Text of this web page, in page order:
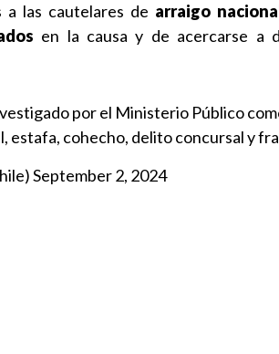
a las cautelares de arraigo
en la causa y de acercarse a
por el Ministerio Público
estafa, cohecho, delito concursal y
September 2, 2024